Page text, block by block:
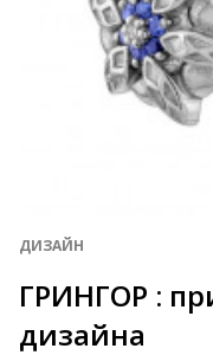
ДИЗАЙН
ГРИНГОР :
дизайна